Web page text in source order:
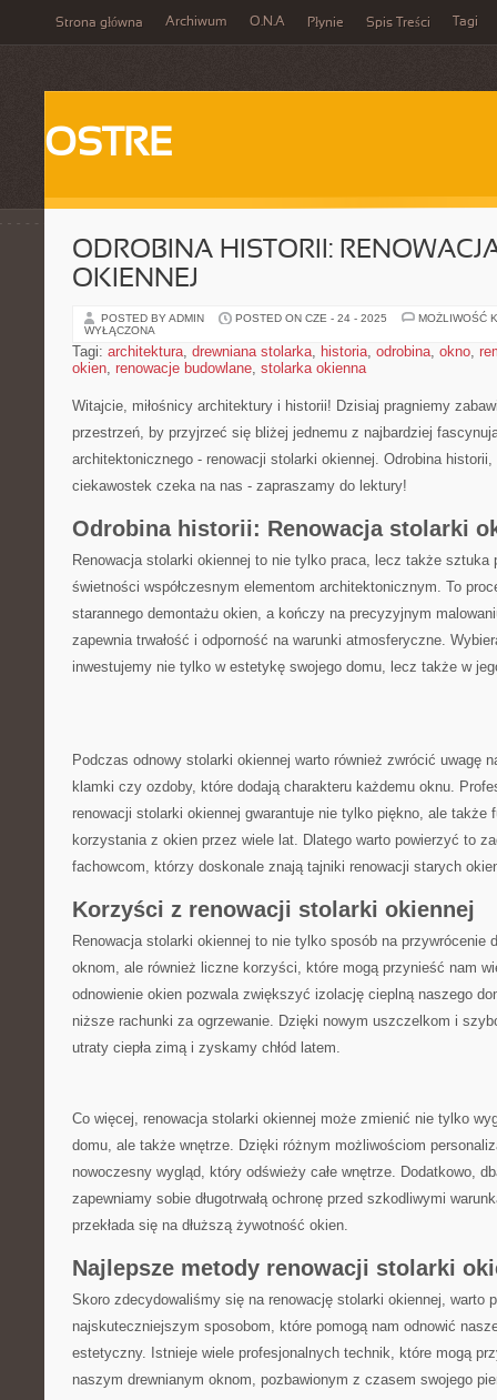
Strona główna Archiwum O.N.A Płynie Spis Treści Tagi
OSTRE
ODROBINA HISTORII:
OKIENNEJ
POSTED BY ADMIN POSTED ON CZE - 24 - 2025
MOŻLIWOŚĆ
WYŁĄCZONA
Tagi: architektura, drewniana stolarka, historia, odrobina, okno,
okien, renowacje budowlane, stolarka okienna
Witajcie, miłośnicy architektury i historii! Dzisiaj‌ pragniemy
przestrzeń, by przyjrzeć się bliżej jednemu z najbardziej
architektonicznego -⁤ renowacji stolarki okiennej. Odrobina
ciekawostek czeka na nas ​- zapraszamy‍ do lektury!
Odrobina ⁢historii: Renowacja stolarki
Renowacja stolarki okiennej​ to ​nie tylko praca, lecz także sztuka
świetności współczesnym elementom​ architektonicznym. To
starannego demontażu okien, a kończy na precyzyjnym
zapewnia trwałość i odporność ‌na warunki atmosferyczne.
inwestujemy nie tylko w estetykę swojego domu, lecz ⁣także w​
Podczas odnowy stolarki okiennej warto również zwrócić uwagę‍
klamki czy ozdoby, które dodają charakteru każdemu oknu.
renowacji stolarki okiennej gwarantuje nie⁤ tylko piękno, ale także
korzystania z okien przez wiele lat. Dlatego warto powierzyć‍ to
fachowcom, ‍którzy ​doskonale ⁢znają tajniki renowacji starych
Korzyści z ⁢renowacji stolarki ⁢okiennej
Renowacja stolarki okiennej to nie⁣ tylko sposób ‍na ‍przywrócenie
oknom,⁤ ale również liczne korzyści, które mogą przynieść nam
odnowienie okien ‍pozwala zwiększyć izolację⁣ cieplną naszego
niższe rachunki za ogrzewanie. Dzięki ​nowym uszczelkom i
utraty ciepła zimą i zyskamy chłód latem.
Co więcej, renowacja stolarki okiennej może zmienić nie tylko
domu, ale‍ także wnętrze. Dzięki różnym możliwościom
nowoczesny wygląd, który odświeży całe wnętrze. Dodatkowo,
zapewniamy sobie długotrwałą ochronę przed szkodliwymi⁢
przekłada się na dłuższą żywotność okien.
Najlepsze metody renowacji stolarki
Skoro zdecydowaliśmy się na renowację stolarki okiennej, warto
najskuteczniejszym sposobom, które pomogą nam odnowić
estetyczny. Istnieje wiele profesjonalnych technik, które mogą
naszym drewnianym oknom, pozbawionym z czasem swojego